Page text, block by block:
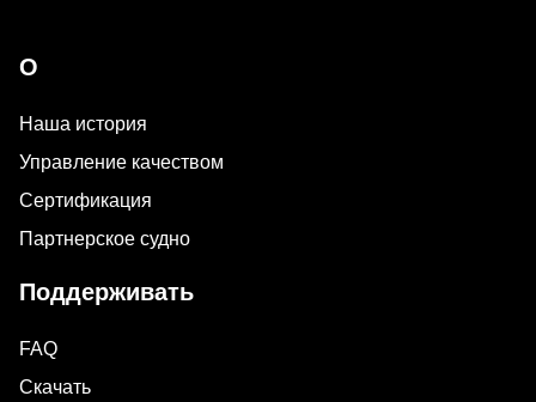
О
Наша история
Управление качеством
Сертификация
Партнерское судно
Поддерживать
FAQ
Скачать